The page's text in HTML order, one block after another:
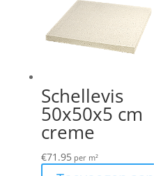
Schellevis
50x50x5 cm
creme
€71.95per m²